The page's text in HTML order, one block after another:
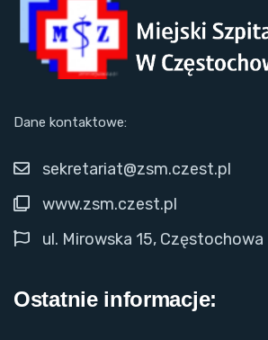
Dane kontaktowe:
sekretariat@zsm.czest.pl
www.zsm.czest.pl
ul. Mirowska 15, Częstochowa
Ostatnie informacje: